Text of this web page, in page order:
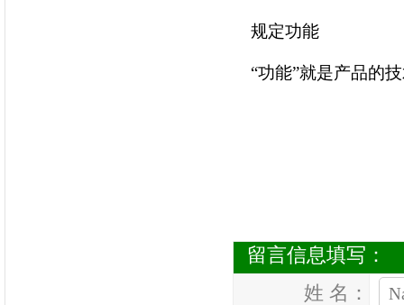
规定功能
“功能”就是产品的
留言信息填写：
姓 名：